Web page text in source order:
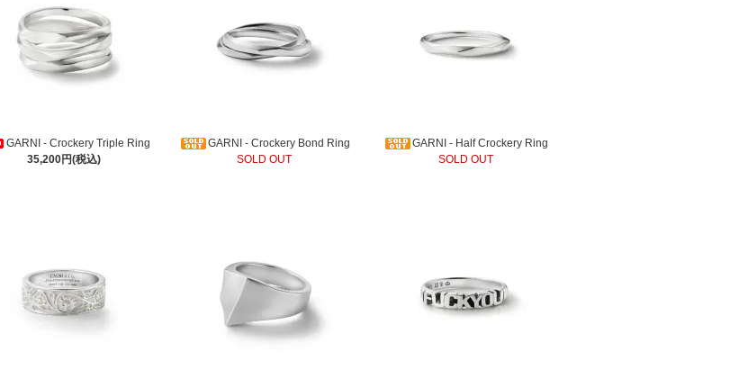
GARNI - Crockery Triple Ring
35,200円(税込)
GARNI - Crockery Bond Ring
SOLD OUT
GARNI - Half Crockery Ring
SOLD OUT